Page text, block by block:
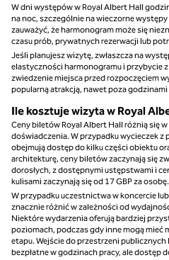
W dni występów w Royal Albert Hall
na noc, szczególnie na wieczorne
zauważyć, że harmonogram może się
czasu prób, prywatnych rezerwacji lub
Jeśli planujesz wizytę, zwłaszcza na
elastyczności harmonogramu i przybycie
zwiedzenie miejsca przed rozpoczęciem
popularną atrakcją, nawet poza
Ile kosztuje wizyta w Royal
Ceny biletów Royal Albert Hall różnią się
doświadczenia. W przypadku wycieczek
obejmują dostęp do kilku części obiektu
architekturę, ceny biletów zaczynają się
dorosłych, z dostępnymi ustępstwami i
kulisami zaczynają się od 17 GBP za osobę.
W przypadku uczestnictwa w koncercie
znacznie różnić w zależności od
Niektóre wydarzenia oferują bardziej
poziomach, podczas gdy inne mogą mieć
etapu. Wejście do przestrzeni
bezpłatne w godzinach pracy, ale dostęp